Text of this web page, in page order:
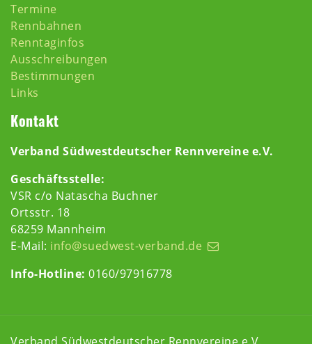
Termine
Rennbahnen
Renntaginfos
Ausschreibungen
Bestimmungen
Links
Kontakt
Verband Südwestdeutscher Rennvereine e.V.
Geschäftsstelle:
VSR c/o Natascha Buchner
Ortsstr. 18
68259 Mannheim
E-Mail: info@suedwest-verband.de
Info-Hotline: 0160/97916778